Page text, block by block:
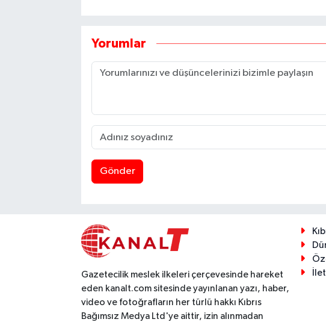
Yorumlar
Gönder
Gazetecilik meslek ilkeleri çerçevesinde hareket
eden kanalt.com sitesinde yayınlanan yazı, haber,
video ve fotoğrafların her türlü hakkı Kıbrıs
Bağımsız Medya Ltd'ye aittir, izin alınmadan